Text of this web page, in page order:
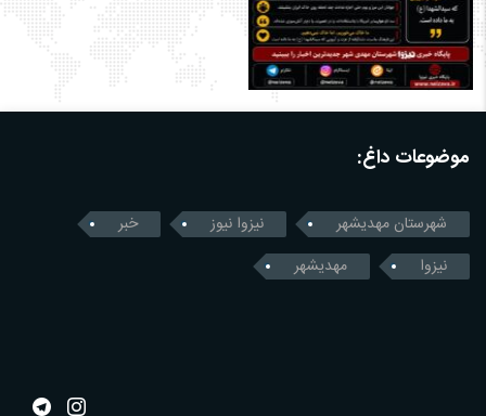
موضوعات داغ:
شهرستان مهدیشهر نیزوا نیوز
خبر
نیزوا
مهدیشهر